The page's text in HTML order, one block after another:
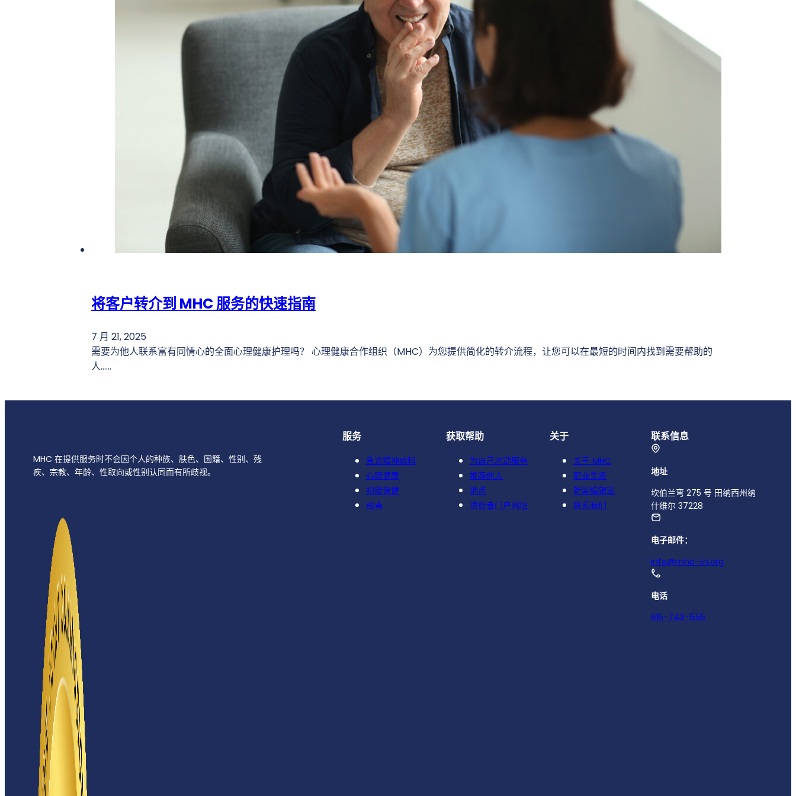
将客户转介到 MHC 服务的快速指南
7 月 21, 2025
需要为他人联系富有同情心的全面心理健康护理吗？ 心理健康合作组织（MHC）为您提供简化的转介流程，让您可以在最短的时间内找到需要帮助的
人......
MHC 在提供服务时不会因个人的种族、肤色、国籍、性别、残
疾、宗教、年龄、性取向或性别认同而有所歧视。
服务
急诊精神病科
心理健康
初级保健
戒毒
获取帮助
为自己启动服务
推荐他人
地点
消费者门户网站
关于
关于 MHC
职业生涯
新闻编辑室
联系我们
联系信息
地址
坎伯兰弯 275 号 田纳西州纳
什维尔 37228
电子邮件：
info@mhc-tn.org
电话
615-743-1555